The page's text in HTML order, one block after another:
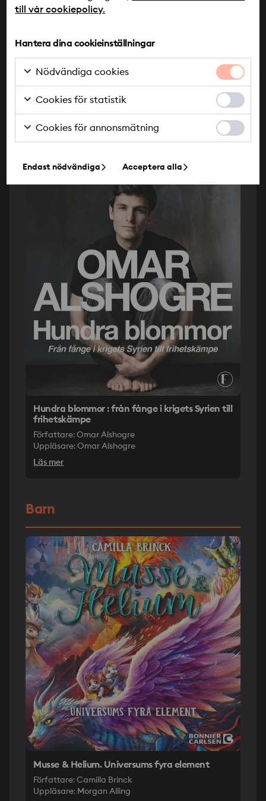
Författare: Linda Wahlund
Hundra blommor : från fånge i krigets Syrien till
frihetskämpe
Författare: Omar Alshogre
Uppläsare: Omar Alshogre
Läs mer
Barn
Musse & Helium. Universums fyra element
Författare: Camilla Brinck
Uppläsare: Morgan Alling
till vår cookiepolicy.
Hantera dina cookieinställningar
Nödvändiga cookies
Cookies för statistik
Cookies för annonsmätning
Endast nödvändiga Acceptera alla